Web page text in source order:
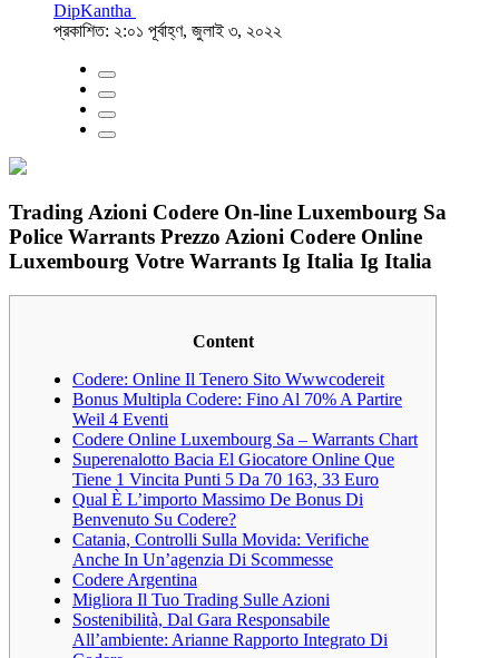
DipKantha
প্রকাশিত: ২:০১ পূর্বাহ্ণ, জুলাই ৩, ২০২২
Trading Azioni Codere On-line Luxembourg Sa
Police Warrants Prezzo Azioni Codere Online
Luxembourg Votre Warrants Ig Italia Ig Italia
Content
Codere: Online Il Tenero Sito Wwwcodereit
Bonus Multipla Codere: Fino Al 70% A Partire
Weil 4 Eventi
Codere Online Luxembourg Sa – Warrants Chart
Superenalotto Bacia El Giocatore Online Que
Tiene 1 Vincita Punti 5 Da 70 163, 33 Euro
Qual È L’importo Massimo De Bonus Di
Benvenuto Su Codere?
Catania, Controlli Sulla Movida: Verifiche
Anche In Un’agenzia Di Scommesse
Codere Argentina
Migliora Il Tuo Trading Sulle Azioni
Sostenibilità, Dal Gara Responsabile
All’ambiente: Arianne Rapporto Integrato Di